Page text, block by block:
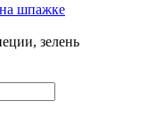
шпажке
зелень